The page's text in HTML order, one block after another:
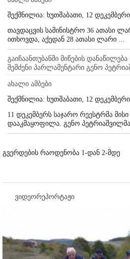
შექმნილია: ხუთშაბათი, 12 დეკემბერი
თავდაცვის სამინისტრო 36 ათასი
ითხოვდა, აქედან 28 ათასი ლარი ...
გაიჩაანთუბანში მიწების
შემძენი პარლამენტარი გენო
ახალი ამბები
შექმნილია: ხუთშაბათი, 12 დეკემბერი
11 დეკემბერს საჯარო რეესტრმა მისი
დააკმაყოფილა. გენო პეტრიაშვილმა
გვერდების რაოდენობა 1-დან 2-მდე
ვიდეორეპორტაჟი